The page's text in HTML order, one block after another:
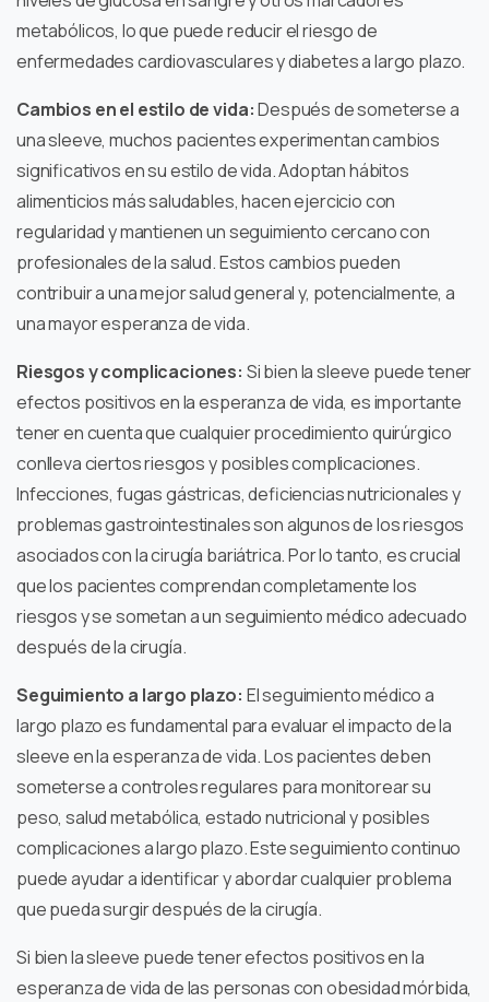
metabólicos, lo que puede reducir el riesgo de
enfermedades cardiovasculares y diabetes a largo plazo.
Cambios en el estilo de vida:Después de someterse a
una sleeve, muchos pacientes experimentan cambios
significativos en su estilo de vida. Adoptan hábitos
alimenticios más saludables, hacen ejercicio con
regularidad y mantienen un seguimiento cercano con
profesionales de la salud. Estos cambios pueden
contribuir a una mejor salud general y, potencialmente, a
una mayor esperanza de vida.
Riesgos y complicaciones: Si bien la sleeve puede tener
efectos positivos en la esperanza de vida, es importante
tener en cuenta que cualquier procedimiento quirúrgico
conlleva ciertos riesgos y posibles complicaciones.
Infecciones, fugas gástricas, deficiencias nutricionales y
problemas gastrointestinales son algunos de los riesgos
asociados con la cirugía bariátrica. Por lo tanto, es crucial
que los pacientes comprendan completamente los
riesgos y se sometan a un seguimiento médico adecuado
después de la cirugía.
Seguimiento a largo plazo: El seguimiento médico a
largo plazo es fundamental para evaluar el impacto de la
sleeve en la esperanza de vida. Los pacientes deben
someterse a controles regulares para monitorear su
peso, salud metabólica, estado nutricional y posibles
complicaciones a largo plazo. Este seguimiento continuo
puede ayudar a identificar y abordar cualquier problema
que pueda surgir después de la cirugía.
Si bien la sleeve puede tener efectos positivos en la
esperanza de vida de las personas con obesidad mórbida,